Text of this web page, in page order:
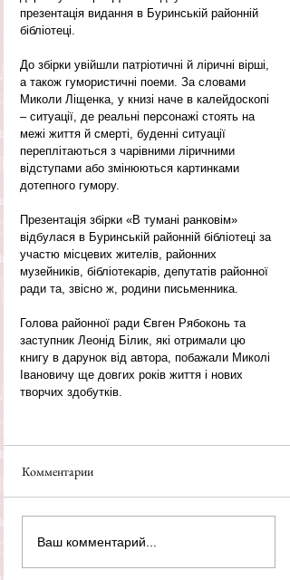
презентація видання в Буринській районній
бібліотеці.
До збірки увійшли патріотичні й ліричні вірші,
а також гумористичні поеми. За словами
Миколи Ліщенка, у книзі наче в калейдоскопі
– ситуації, де реальні персонажі стоять на
межі життя й смерті, буденні ситуації
переплітаються з чарівними ліричними
відступами або змінюються картинками
дотепного гумору.
Презентація збірки «В тумані ранковім»
відбулася в Буринській районній бібліотеці за
участю місцевих жителів, районних
музейників, бібліотекарів, депутатів районної
ради та, звісно ж, родини письменника.
Голова районної ради Євген Рябоконь та
заступник Леонід Білик, які отримали цю
книгу в дарунок від автора, побажали Миколі
Івановичу ще довгих років життя і нових
творчих здобутків.
Комментарии
Ваш комментарий...